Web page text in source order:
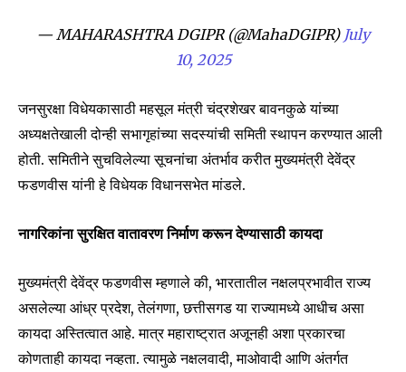
Join our community of
conversation.
To subscribe, simply enter your email address on our website
or click the subscribe button below. Don't worry, we respect
your privacy and won't spam your inbox. Your information is
— MAHARASHTRA DGIPR (@MahaDGIPR) July
10, 2025
जनसुरक्षा विधेयकासाठी महसूल मंत्री चंद्रशेखर बावनकुळे यांच्या
अध्यक्षतेखाली दोन्ही सभागृहांच्या सदस्यांची समिती स्थापन करण्यात आली
होती. समितीने सुचविलेल्या सूचनांचा अंतर्भाव करीत मुख्यमंत्री देवेंद्र
फडणवीस यांनी हे विधेयक विधानसभेत मांडले.
नागरिकांना सुरक्षित वातावरण निर्माण करून देण्यासाठी कायदा
मुख्यमंत्री देवेंद्र फडणवीस म्हणाले की, भारतातील नक्षलप्रभावीत राज्य
असलेल्या आंध्र प्रदेश, तेलंगणा, छत्तीसगड या राज्यामध्ये आधीच असा
कायदा अस्तित्वात आहे. मात्र महाराष्ट्रात अजूनही अशा प्रकारचा
कोणताही कायदा नव्हता. त्यामुळे नक्षलवादी, माओवादी आणि अंतर्गत